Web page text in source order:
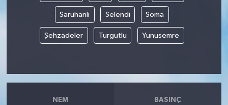
Saruhanlı Selendi Soma
Şehzadeler Turgutlu Yunusemre
NEM BASINÇ